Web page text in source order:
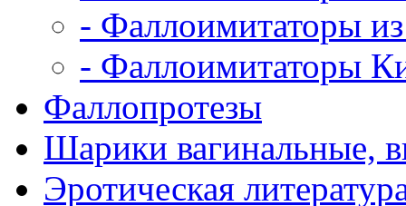
- Фаллоимитаторы из
- Фаллоимитаторы
Фаллопротезы
Шарики вагинальные,
Эротическая